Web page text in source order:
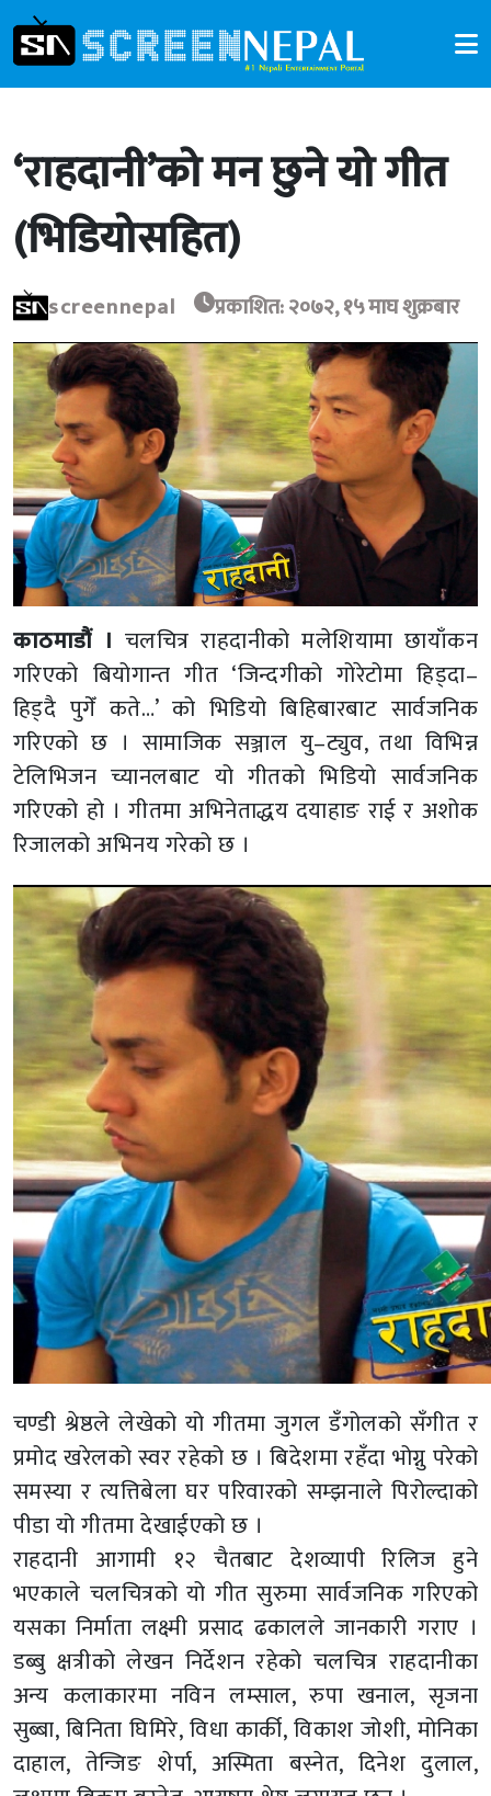
‘राहदानी’को मन छुने यो गीत
(भिडियोसहित)
screennepal प्रकाशित: २०७२, १५ माघ शुक्रबार
काठमाडौं । चलचित्र राहदानीको मलेशियामा छायाँकन
गरिएको बियोगान्त गीत ‘जिन्दगीको गोरेटोमा हिड्दा–
हिड्दै पुगेँ कते…’ को भिडियो बिहिबारबाट सार्वजनिक
गरिएको छ । सामाजिक सञ्जाल यु–ट्युव, तथा विभिन्न
टेलिभिजन च्यानलबाट यो गीतको भिडियो सार्वजनिक
गरिएको हो । गीतमा अभिनेताद्धय दयाहाङ राई र अशोक
रिजालको अभिनय गरेको छ ।
चण्डी श्रेष्ठले लेखेको यो गीतमा जुगल डँगोलको सँगीत र
प्रमोद खरेलको स्वर रहेको छ । बिदेशमा रहँदा भोग्नु परेको
समस्या र त्यत्तिबेला घर परिवारको सम्झनाले पिरोल्दाको
पीडा यो गीतमा देखाईएको छ ।
राहदानी आगामी १२ चैतबाट देशव्यापी रिलिज हुने
भएकाले चलचित्रको यो गीत सुरुमा सार्वजनिक गरिएको
यसका निर्माता लक्ष्मी प्रसाद ढकालले जानकारी गराए ।
डब्बु क्षत्रीको लेखन निर्देशन रहेको चलचित्र राहदानीका
अन्य कलाकारमा नविन लम्साल, रुपा खनाल, सृजना
सुब्बा, बिनिता घिमिरे, विधा कार्की, विकाश जोशी, मोनिका
दाहाल, तेन्जिङ शेर्पा, अस्मिता बस्नेत, दिनेश दुलाल,